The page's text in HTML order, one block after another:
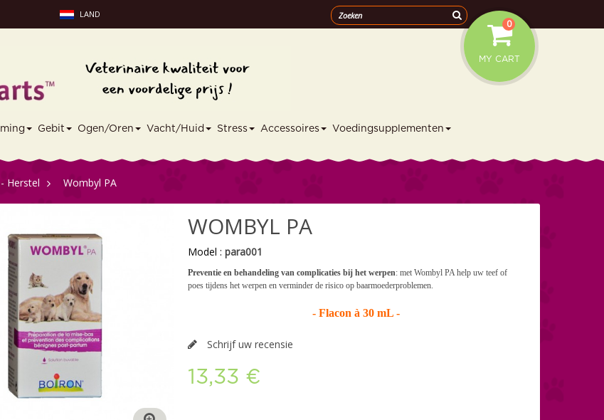
LAND
MY CART
0
Gebit Ogen/Oren Vacht/Huid Stress Accessoires Voedingsupplementen
Herstel > Wombyl PA
WOMBYL PA
Model : para001
Preventie en behandeling van complicaties bij het werpen: met Wombyl PA help uw teef of
poes tijdens het werpen en verminder de risico op baarmoederproblemen.
- Flacon à 30 mL -
Schrijf uw recensie
13,33 €